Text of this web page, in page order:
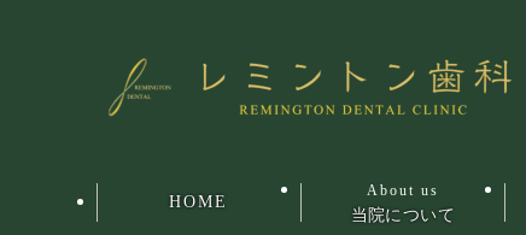
HOME
当院について